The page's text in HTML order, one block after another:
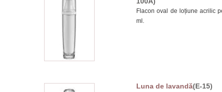
Flacon oval de loțiune acrilic
ml.
Luna de lavandă(E-15)